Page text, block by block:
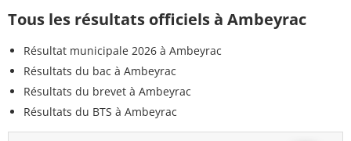
Tous les résultats officiels à Ambeyrac
Résultat municipale 2026 à Ambeyrac
Résultats du bac à Ambeyrac
Résultats du brevet à Ambeyrac
Résultats du BTS à Ambeyrac